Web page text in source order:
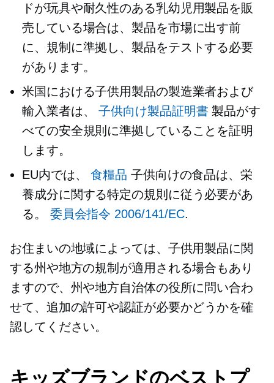
ドが玩具や耐久性のある乳幼児用製品を販
売している場合は、製品を市場に出す前
に、規制に準拠し、製品をテストする必要
があります。
米国における子供用製品の製造業者および
輸入業者は、子供向け製品証明書製品がす
べての安全規則に準拠していることを証明
します。
EU内では、食糧品 子供向けの食品は、栄
養成分に関する特定の規則に従う必要があ
る。 委員会指令 2006/141/EC.
お住まいの地域によっては、子供用製品に関
する州や地方の規制が適用される場合もあり
ますので、州や地方自治体の役所に問い合わ
せて、追加の許可や認証が必要かどうかを確
認してください。
キッズブランドのベストプ